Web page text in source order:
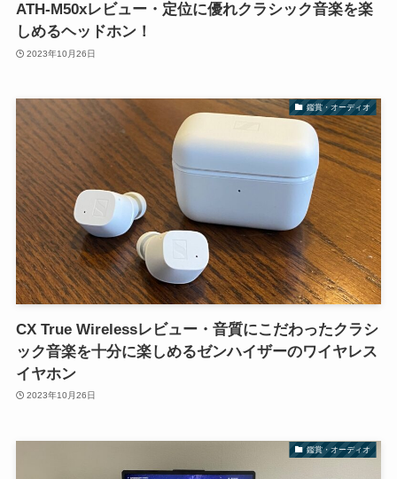
ATH-M50xレビュー・定位に優れクラシック音楽を楽
しめるヘッドホン！
2023年10月26日
鑑賞・オーディオ
CX True Wirelessレビュー・音質にこだわったクラシ
ック音楽を十分に楽しめるゼンハイザーのワイヤレス
イヤホン
2023年10月26日
鑑賞・オーディオ